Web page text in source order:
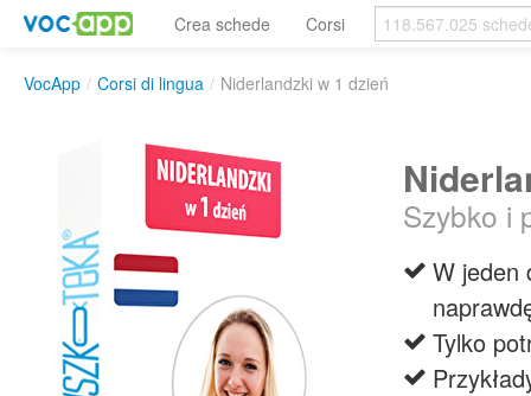
Crea schede Corsi
VocApp / Corsi di lingua / Niderlandzki w 1 dzień
Szybko i
W jeden
Tylko